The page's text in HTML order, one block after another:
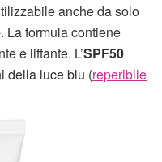
anche da solo
. La formula contiene
e liftante. L’SPF50
della luce blu (reperibile